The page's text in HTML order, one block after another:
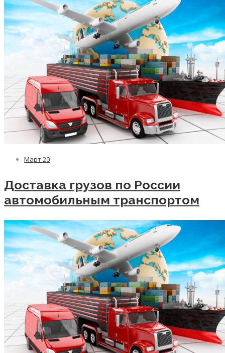
Март20
Доставка грузов по России
автомобильным транспортом